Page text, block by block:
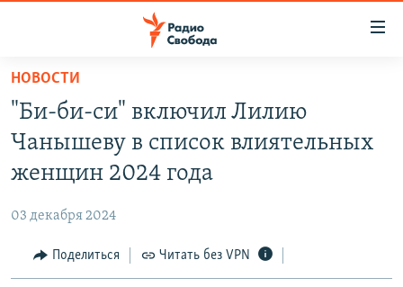
упрощенного
доступа
Вернуться
основному
Вернутся
ПРОГРАММЫ
АВТОРСКИЕ ПРОЕКТЫ
МНЕНИЯ
КУЛЬТУРА
НОВОСТИ
"Би-би-си" включил Лилию
Чанышеву в список влиятельных
женщин 2024 года
03 декабря 2024
Поделиться Читать без VPN